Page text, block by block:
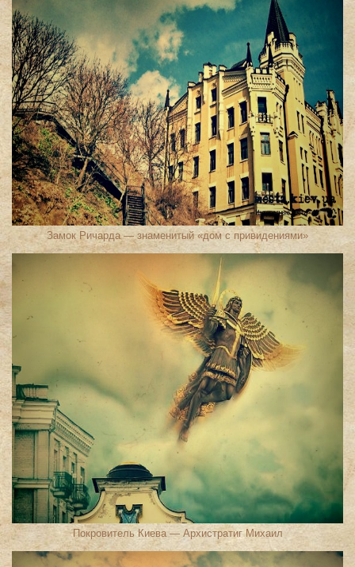
Замок Ричарда — знаменитый «дом с привидениями»
Покровитель Киева — Архистратиг Михаил